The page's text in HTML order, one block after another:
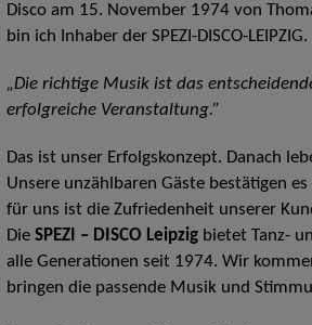
Disco am 15. November 1974 von
bin ich Inhaber der SPEZI-DISCO-LEIPZIG.
„Die richtige Musik ist das
erfolgreiche Veranstaltung.”
Das ist unser Erfolgskonzept. Danach
Unsere unzählbaren Gäste bestätigen
für uns ist die Zufriedenheit unserer
Die SPEZI – DISCO Leipzigbietet Tanz-
alle Generationen seit 1974. Wir
bringen die passende Musik und